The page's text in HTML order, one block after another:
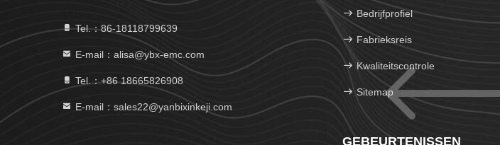
Tel.：86-18118799639
E-mail：alisa@ybx-emc.com
Tel.：+86 18665826908
E-mail：sales22@yanbixinkeji.com
Bedrijfprofiel
Fabrieksreis
Kwaliteitscontrole
Sitemap
GEBEURTENISSEN